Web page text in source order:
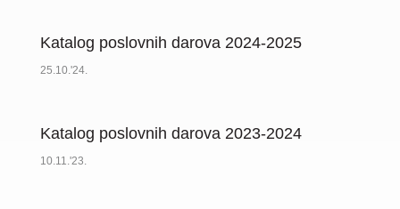
Katalog poslovnih darova 2024-2025
25.10.'24.
Katalog poslovnih darova 2023-2024
10.11.'23.